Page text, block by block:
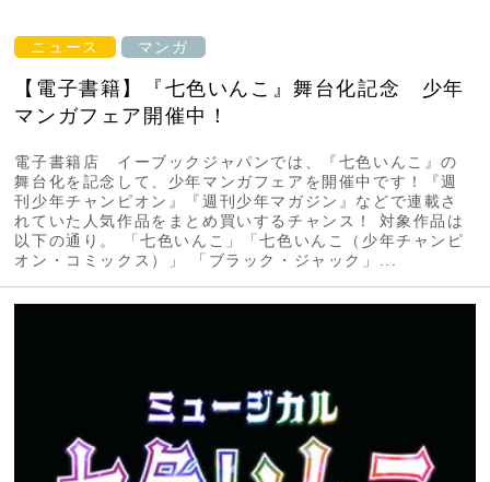
ニュース マンガ
【電子書籍】『七色いんこ』舞台化記念 少年
マンガフェア開催中！
電子書籍店 イーブックジャパンでは、『七色いんこ』の
舞台化を記念して、少年マンガフェアを開催中です！『週
刊少年チャンピオン』『週刊少年マガジン』などで連載さ
れていた人気作品をまとめ買いするチャンス！ 対象作品は
以下の通り。 「七色いんこ」「七色いんこ（少年チャンピ
オン・コミックス）」 「ブラック・ジャック」...